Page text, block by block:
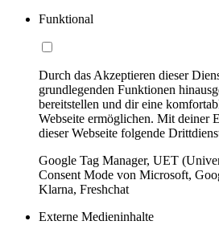
Funktional
Durch das Akzeptieren dieser
grundlegenden Funktionen
bereitstellen und dir eine
Webseite ermöglichen. Mit deiner
dieser Webseite folgende
Google Tag Manager, UET
Consent Mode von Microsoft,
Klarna, Freshchat
Externe Medieninhalte